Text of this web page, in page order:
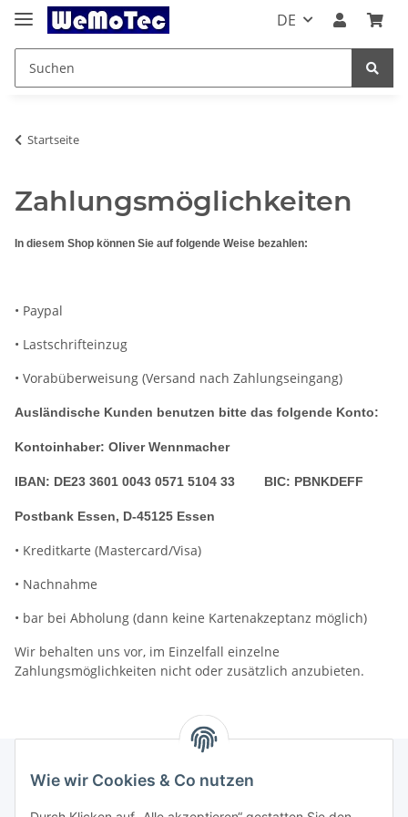
DE
Startseite
Zahlungsmöglichkeiten
In diesem Shop können Sie auf folgende Weise bezahlen:
• Paypal
• Lastschrifteinzug
• Vorabüberweisung (Versand nach Zahlungseingang)
Ausländische Kunden benutzen bitte das folgende Konto:
Kontoinhaber: Oliver Wennmacher
IBAN: DE23 3601 0043 0571 5104 33 BIC: PBNKDEFF
Postbank Essen, D-45125 Essen
• Kreditkarte (Mastercard/Visa)
• Nachnahme
• bar bei Abholung (dann keine Kartenakzeptanz möglich)
Wir behalten uns vor, im Einzelfall einzelne
Zahlungsmöglichkeiten nicht oder zusätzlich anzubieten.
Newsletter Abonnieren
Wie wir Cookies & Co nutzen